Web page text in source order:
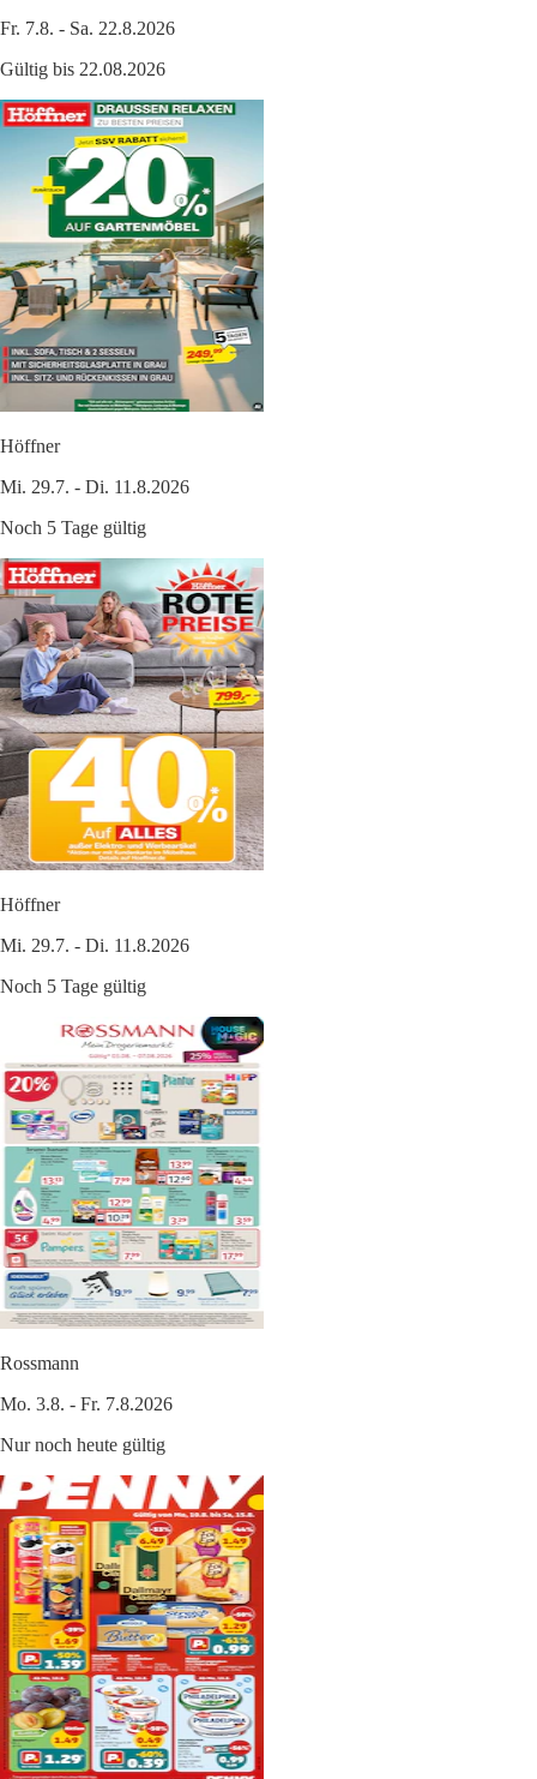
Fr. 7.8. - Sa. 22.8.2026
Gültig bis 22.08.2026
Höffner
Mi. 29.7. - Di. 11.8.2026
Noch 5 Tage gültig
Höffner
Mi. 29.7. - Di. 11.8.2026
Noch 5 Tage gültig
Rossmann
Mo. 3.8. - Fr. 7.8.2026
Nur noch heute gültig